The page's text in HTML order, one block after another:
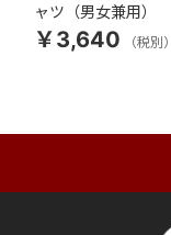
ャツ（男女兼用）
￥3,640 （税別